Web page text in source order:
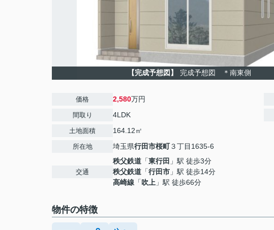
【完成予想図】 完成予想図 ＊南東側
価格 2,580万円
間取り 4LDK
土地面積 164.12㎡
所在地 埼玉県行田市桜町３丁目1635-6
交通
秩父鉄道 「東行田 」駅 徒歩3分
秩父鉄道 「行田市 」駅 徒歩14分
高崎線 「吹上 」駅 徒歩66分
物件の特徴